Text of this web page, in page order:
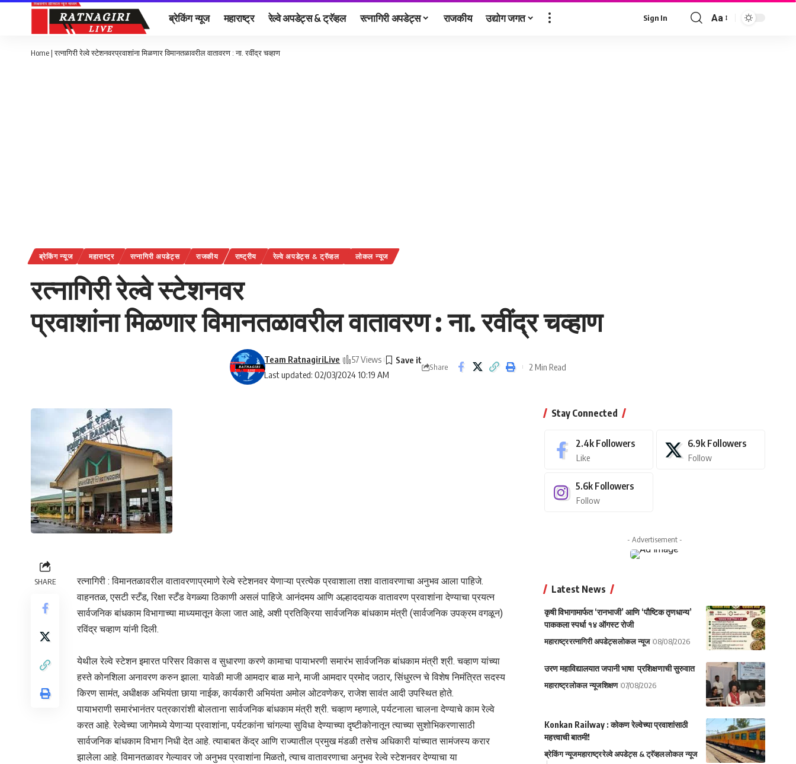
ब्रेकिंग न्यूज महाराष्ट्र रेल्वे अपडेट्स & ट्रॅव्हल रत्नागिरी अपडेट्स राजकीय उद्योग जगत Sign In
Font
Aa
Home |रत्नागिरी रेल्वे स्टेशनवरप्रवाशांना मिळणार विमानतळावरील वातावरण : ना. रवींद्र चव्हाण
ब्रेकिंग न्यूज महाराष्ट्र रत्नागिरी अपडेट्स राजकीय राष्ट्रीय रेल्वे अपडेट्स & ट्रॅव्हल लोकल न्यूज
रत्नागिरी रेल्वे स्टेशनवर
प्रवाशांना मिळणार विमानतळावरील वातावरण : ना. रवींद्र चव्हाण
Last updated: 02/03/2024 10:19 AM
Team RatnagiriLive 57 Views
Share 2 Min Read
SHARE
रत्नागिरी : विमानतळावरील वातावरणाप्रमाणे रेल्वे स्टेशनवर येणाऱ्या प्रत्येक प्रवाशाला तशा वातावरणाचा अनुभव आला पाहिजे.
वाहनतळ, एसटी स्टँड, रिक्षा स्टँड वेगळ्या ठिकाणी असलं पाहिजे. आनंदमय आणि अल्हाददायक वातावरण प्रवाशांना देण्याचा प्रयत्न
सार्वजनिक बांधकाम विभागाच्या माध्यमातून केला जात आहे, अशी प्रतिक्रिया सार्वजनिक बांधकाम मंत्री (सार्वजनिक उपक्रम वगळून)
रविंद्र चव्हाण यांनी दिली.
येथील रेल्वे स्टेशन इमारत परिसर विकास व सुधारणा करणे कामाचा पायाभरणी समारंभ सार्वजनिक बांधकाम मंत्री श्री. चव्हाण यांच्या
हस्ते कोनशिला अनावरण करुन झाला. यावेळी माजी आमदार बाळ माने, माजी आमदार प्रमोद जठार, सिंधुरत्न चे विशेष निमंत्रित सदस्य
किरण सामंत, अधीक्षक अभियंता छाया नाईक, कार्यकारी अभियंता अमोल ओटवणेकर, राजेश सावंत आदी उपस्थित होते.
पायाभराणी समारंभानंतर पत्रकारांशी बोलताना सार्वजनिक बांधकाम मंत्री श्री. चव्हाण म्हणाले, पर्यटनाला चालना देण्याचे काम रेल्वे
करत आहे. रेल्वेच्या जागेमध्ये येणाऱ्या प्रवाशांना, पर्यटकांना चांगल्या सुविधा देण्याच्या दृष्टीकोनातून त्याच्या सुशोभिकरणासाठी
सार्वजनिक बांधकाम विभाग निधी देत आहे. त्याबाबत केंद्र आणि राज्यातील प्रमुख मंडळी तसेच अधिकारी यांच्यात सामंजस्य करार
झालेला आहे. विमानतळावर गेल्यावर जो अनुभव प्रवाशांना मिळतो, त्याच वातावरणाचा अनुभव रेल्वे स्टेशनवर देण्याचा या
Stay Connected
2.4k Followers
Like
6.9k Followers
Follow
5.6k Followers
Follow
- Advertisement -
Latest News
कृषी विभागामार्फत ‘रानभाजी’ आणि ‘पौष्टिक तृणधान्य’
पाककला स्पर्धा १४ ऑगस्ट रोजी
महाराष्ट्ररत्नागिरी अपडेट्सलोकल न्यूज 08/08/2026
उरण महाविद्यालयात जपानी भाषा प्रशिक्षणाची सुरुवात
महाराष्ट्रलोकल न्यूजशिक्षण 07/08/2026
Konkan Railway : कोकण रेल्वेच्या प्रवाशांसाठी
महत्त्वाची बातमी!
ब्रेकिंग न्यूजमहाराष्ट्ररेल्वे अपडेट्स & ट्रॅव्हललोकल न्यूज